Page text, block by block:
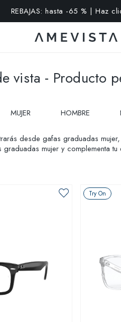
las gafas con cristales
vista - Producto
MUJER HOMBRE
desde gafas graduadas
mujer y
Try On